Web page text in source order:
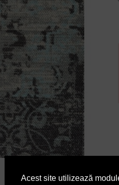
Acest site utilizează